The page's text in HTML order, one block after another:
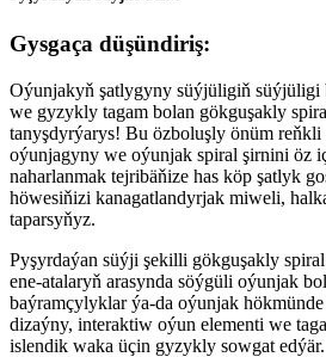
Gysgaça düşündiriş:
Oýunjakyň şatlygyny süýjüligiň süýjüligi
we gyzykly tagam bolan gökguşakly
tanyşdyrýarys! Bu özboluşly önüm reňkli
oýunjagyny we oýunjak spiral şirnini öz
naharlanmak tejribäňize has köp şatlyk
höwesiňizi kanagatlandyrjak miweli,
taparsyňyz.
Pyşyrdaýan süýji şekilli gökguşakly
ene-atalaryň arasynda söýgüli oýunjak
baýramçylyklar ýa-da oýunjak
dizaýny, interaktiw oýun elementi we
islendik waka üçin gyzykly sowgat edýär.